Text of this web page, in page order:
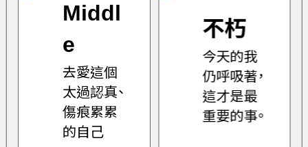
Middl
e
去愛這個
太過認真、
傷痕累累
的自己
不朽
今天的我
仍呼吸著，
這才是最
重要的事。